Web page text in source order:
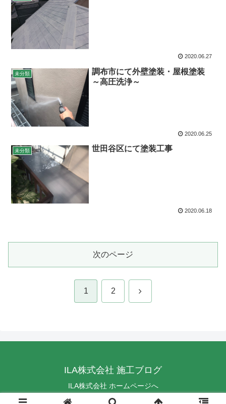
2020.06.27
未分類
調布市にて外壁塗装・屋根塗装
～高圧洗浄～
2020.06.25
未分類 世田谷区にて塗装工事
2020.06.18
次のページ
1 2 次
ILA株式会社 施工ブログ
ILA株式会社 ホームページへ